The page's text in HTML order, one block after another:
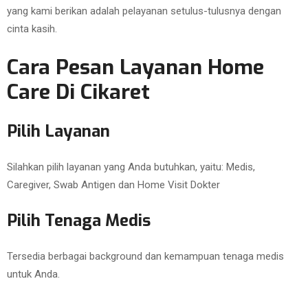
yang kami berikan adalah pelayanan setulus-tulusnya dengan
cinta kasih.
Cara Pesan Layanan Home
Care Di Cikaret
Pilih Layanan
Silahkan pilih layanan yang Anda butuhkan, yaitu: Medis,
Caregiver, Swab Antigen dan Home Visit Dokter
Pilih Tenaga Medis
Tersedia berbagai background dan kemampuan tenaga medis
untuk Anda.